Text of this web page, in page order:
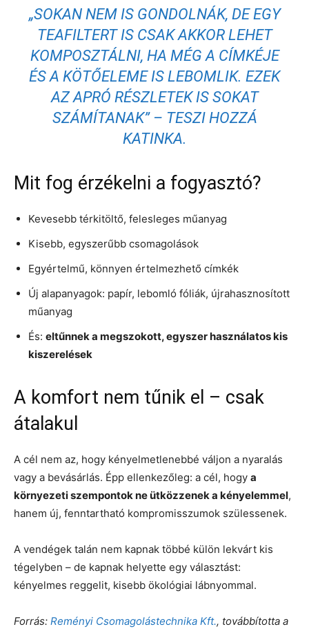
„SOKAN NEM IS GONDOLNÁK, DE EGY
TEAFILTERT IS CSAK AKKOR LEHET
KOMPOSZTÁLNI, HA MÉG A CÍMKÉJE
ÉS A KÖTŐELEME IS LEBOMLIK. EZEK
AZ APRÓ RÉSZLETEK IS SOKAT
SZÁMÍTANAK” – TESZI HOZZÁ
KATINKA.
Mit fog érzékelni a fogyasztó?
Kevesebb térkitöltő, felesleges műanyag
Kisebb, egyszerűbb csomagolások
Egyértelmű, könnyen értelmezhető címkék
Új alapanyagok: papír, lebomló fóliák, újrahasznosított
műanyag
És: eltűnnek a megszokott, egyszer használatos kis
kiszerelések
A komfort nem tűnik el – csak
átalakul
A cél nem az, hogy kényelmetlenebbé váljon a nyaralás
vagy a bevásárlás. Épp ellenkezőleg: a cél, hogy a
környezeti szempontok ne ütközzenek a kényelemmel,
hanem új, fenntartható kompromisszumok szülessenek.
A vendégek talán nem kapnak többé külön lekvárt kis
tégelyben – de kapnak helyette egy választást:
kényelmes reggelit, kisebb ökológiai lábnyommal.
Forrás: Reményi Csomagolástechnika Kft., továbbította a